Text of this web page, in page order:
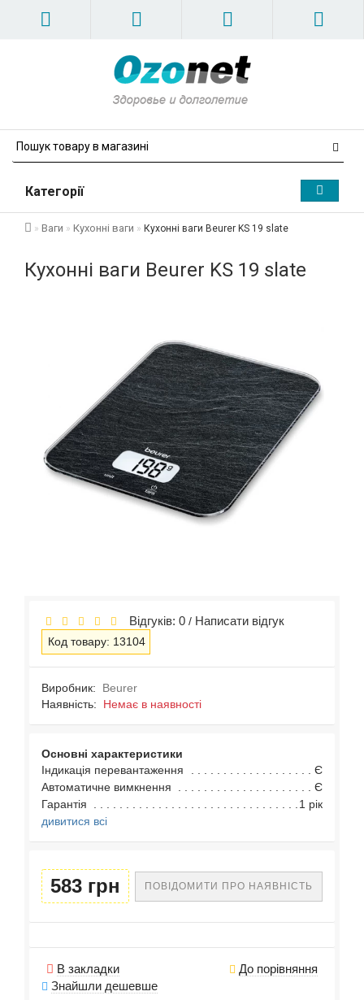
Категорії
Ваги Кухонні ваги Кухонні ваги Beurer KS 19 slate
Кухонні ваги Beurer KS 19 slate
Відгуків: 0 / Написати відгук
Код товару: 13104
Виробник:
Beurer
Наявність: Немає в наявності
Основні характеристики
Індикація перевантаження
Є
Автоматичне вимкнення
Є
Гарантія
1 рік
дивитися всі
583 грн ПОВІДОМИТИ ПРО НАЯВНІСТЬ
В закладки
До порівняння
Знайшли дешевше